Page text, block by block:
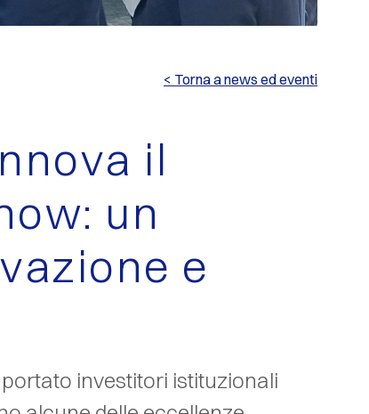
< Torna a news ed eventi
il
un
e
investitori istituzionali